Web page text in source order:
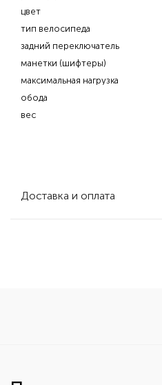
цвет
тип велосипеда
задний переключатель
манетки (шифтеры)
максимальная нагрузка
обода
вес
Доставка и оплата